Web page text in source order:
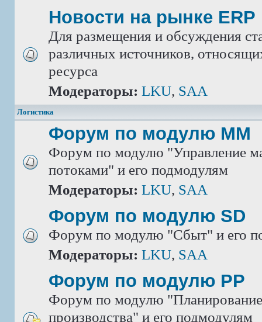
Новости на рынке ERP
Для размещения и обсуждения
различных источников,
ресурса
Модераторы: LKU, SAA
Логистика
Форум по модулю ММ
Форум по модулю "Управление
потоками" и его подмодулям
Модераторы: LKU, SAA
Форум по модулю SD
Форум по модулю "Сбыт" и его
Модераторы: LKU, SAA
Форум по модулю РР
Форум по модулю "Планирование
производства" и его подмодулям